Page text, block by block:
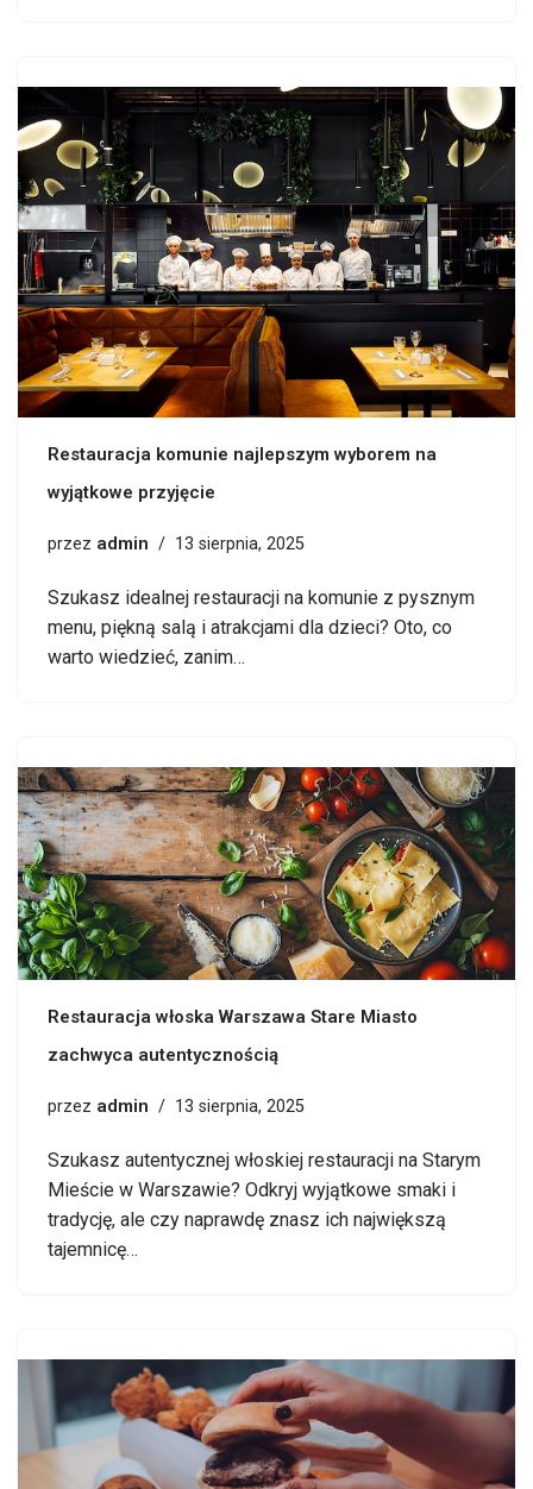
Restauracja komunie najlepszym wyborem na
wyjątkowe przyjęcie
przez admin 13 sierpnia, 2025
Szukasz idealnej restauracji na komunie z pysznym
menu, piękną salą i atrakcjami dla dzieci? Oto, co
warto wiedzieć, zanim…
Restauracja włoska Warszawa Stare Miasto
zachwyca autentycznością
przez admin 13 sierpnia, 2025
Szukasz autentycznej włoskiej restauracji na Starym
Mieście w Warszawie? Odkryj wyjątkowe smaki i
tradycję, ale czy naprawdę znasz ich największą
tajemnicę…